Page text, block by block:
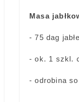
Masa
- 75 dag
- ok. 1 szkl.
- odrobina